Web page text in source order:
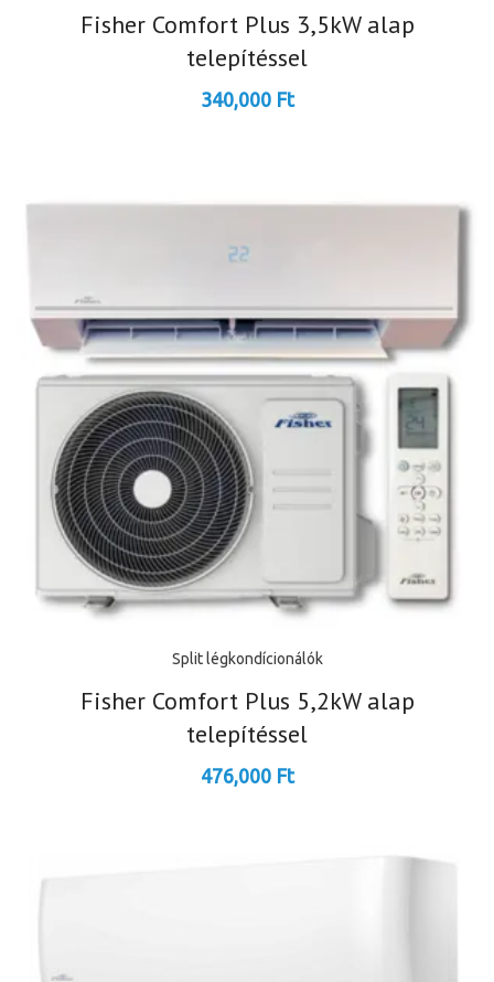
Fisher Comfort Plus 3,5kW alap
telepítéssel
340,000 Ft
Split légkondícionálók
Fisher Comfort Plus 5,2kW alap
telepítéssel
476,000 Ft